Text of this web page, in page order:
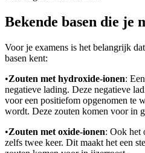
Bekende basen die je
Voor je examens is het belangrijk
basen kent:
•Zouten met hydroxide-ionen:
negatieve lading. Deze negatieve
voor een positiefom opgenomen te
wordt. Deze zouten komen voor in
•Zouten met oxide-ionen: Ook het
zelfs twee keer. Dit maakt het een